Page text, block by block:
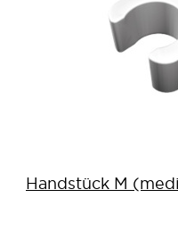
Handstück M